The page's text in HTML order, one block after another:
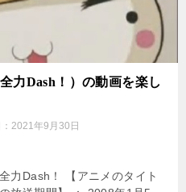
力Dash！）の動画を楽し
2021年9月30日
力Dash！ 【アニメのタイト